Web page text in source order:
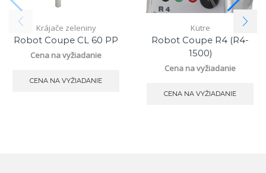
Krájače zeleniny
Robot Coupe CL 60 PP
Cena na vyžiadanie
CENA NA VYŽIADANIE
Kutre
Robot Coupe R4 (R4-
1500)
Cena na vyžiadanie
CENA NA VYŽIADANIE